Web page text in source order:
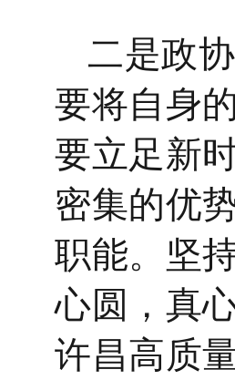
二是政
要将自身
要立足新
密集的优
职能。坚
心圆，真
许昌高质